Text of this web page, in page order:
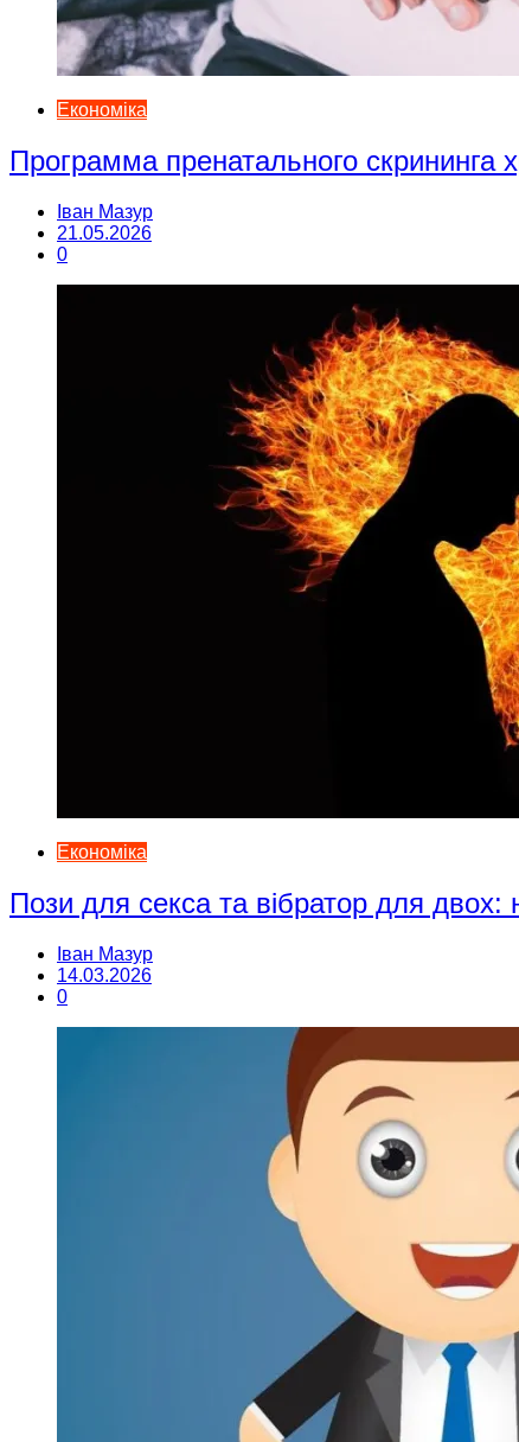
Економіка
Программа пренатального
Іван Мазур
21.05.2026
0
Економіка
Пози для секса та вібратор для двох:
Іван Мазур
14.03.2026
0